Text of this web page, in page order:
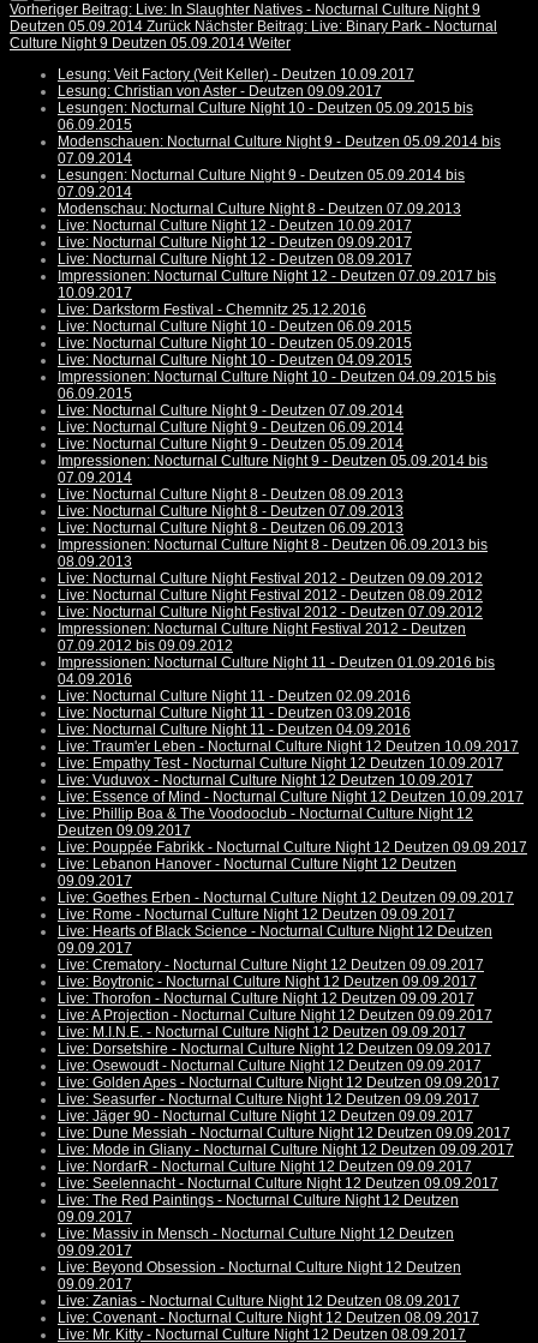
Vorheriger Beitrag: Live: In Slaughter Natives - Nocturnal Culture Night 9
Deutzen 05.09.2014 Zurück Nächster Beitrag: Live: Binary Park - Nocturnal
Culture Night 9 Deutzen 05.09.2014 Weiter
Lesung: Veit Factory (Veit Keller) - Deutzen 10.09.2017
Lesung: Christian von Aster - Deutzen 09.09.2017
Lesungen: Nocturnal Culture Night 10 - Deutzen 05.09.2015 bis
06.09.2015
Modenschauen: Nocturnal Culture Night 9 - Deutzen 05.09.2014 bis
07.09.2014
Lesungen: Nocturnal Culture Night 9 - Deutzen 05.09.2014 bis
07.09.2014
Modenschau: Nocturnal Culture Night 8 - Deutzen 07.09.2013
Live: Nocturnal Culture Night 12 - Deutzen 10.09.2017
Live: Nocturnal Culture Night 12 - Deutzen 09.09.2017
Live: Nocturnal Culture Night 12 - Deutzen 08.09.2017
Impressionen: Nocturnal Culture Night 12 - Deutzen 07.09.2017 bis
10.09.2017
Live: Darkstorm Festival - Chemnitz 25.12.2016
Live: Nocturnal Culture Night 10 - Deutzen 06.09.2015
Live: Nocturnal Culture Night 10 - Deutzen 05.09.2015
Live: Nocturnal Culture Night 10 - Deutzen 04.09.2015
Impressionen: Nocturnal Culture Night 10 - Deutzen 04.09.2015 bis
06.09.2015
Live: Nocturnal Culture Night 9 - Deutzen 07.09.2014
Live: Nocturnal Culture Night 9 - Deutzen 06.09.2014
Live: Nocturnal Culture Night 9 - Deutzen 05.09.2014
Impressionen: Nocturnal Culture Night 9 - Deutzen 05.09.2014 bis
07.09.2014
Live: Nocturnal Culture Night 8 - Deutzen 08.09.2013
Live: Nocturnal Culture Night 8 - Deutzen 07.09.2013
Live: Nocturnal Culture Night 8 - Deutzen 06.09.2013
Impressionen: Nocturnal Culture Night 8 - Deutzen 06.09.2013 bis
08.09.2013
Live: Nocturnal Culture Night Festival 2012 - Deutzen 09.09.2012
Live: Nocturnal Culture Night Festival 2012 - Deutzen 08.09.2012
Live: Nocturnal Culture Night Festival 2012 - Deutzen 07.09.2012
Impressionen: Nocturnal Culture Night Festival 2012 - Deutzen
07.09.2012 bis 09.09.2012
Impressionen: Nocturnal Culture Night 11 - Deutzen 01.09.2016 bis
04.09.2016
Live: Nocturnal Culture Night 11 - Deutzen 02.09.2016
Live: Nocturnal Culture Night 11 - Deutzen 03.09.2016
Live: Nocturnal Culture Night 11 - Deutzen 04.09.2016
Live: Traum'er Leben - Nocturnal Culture Night 12 Deutzen 10.09.2017
Live: Empathy Test - Nocturnal Culture Night 12 Deutzen 10.09.2017
Live: Vuduvox - Nocturnal Culture Night 12 Deutzen 10.09.2017
Live: Essence of Mind - Nocturnal Culture Night 12 Deutzen 10.09.2017
Live: Phillip Boa & The Voodooclub - Nocturnal Culture Night 12
Deutzen 09.09.2017
Live: Pouppée Fabrikk - Nocturnal Culture Night 12 Deutzen 09.09.2017
Live: Lebanon Hanover - Nocturnal Culture Night 12 Deutzen
09.09.2017
Live: Goethes Erben - Nocturnal Culture Night 12 Deutzen 09.09.2017
Live: Rome - Nocturnal Culture Night 12 Deutzen 09.09.2017
Live: Hearts of Black Science - Nocturnal Culture Night 12 Deutzen
09.09.2017
Live: Crematory - Nocturnal Culture Night 12 Deutzen 09.09.2017
Live: Boytronic - Nocturnal Culture Night 12 Deutzen 09.09.2017
Live: Thorofon - Nocturnal Culture Night 12 Deutzen 09.09.2017
Live: A Projection - Nocturnal Culture Night 12 Deutzen 09.09.2017
Live: M.I.N.E. - Nocturnal Culture Night 12 Deutzen 09.09.2017
Live: Dorsetshire - Nocturnal Culture Night 12 Deutzen 09.09.2017
Live: Osewoudt - Nocturnal Culture Night 12 Deutzen 09.09.2017
Live: Golden Apes - Nocturnal Culture Night 12 Deutzen 09.09.2017
Live: Seasurfer - Nocturnal Culture Night 12 Deutzen 09.09.2017
Live: Jäger 90 - Nocturnal Culture Night 12 Deutzen 09.09.2017
Live: Dune Messiah - Nocturnal Culture Night 12 Deutzen 09.09.2017
Live: Mode in Gliany - Nocturnal Culture Night 12 Deutzen 09.09.2017
Live: NordarR - Nocturnal Culture Night 12 Deutzen 09.09.2017
Live: Seelennacht - Nocturnal Culture Night 12 Deutzen 09.09.2017
Live: The Red Paintings - Nocturnal Culture Night 12 Deutzen
09.09.2017
Live: Massiv in Mensch - Nocturnal Culture Night 12 Deutzen
09.09.2017
Live: Beyond Obsession - Nocturnal Culture Night 12 Deutzen
09.09.2017
Live: Zanias - Nocturnal Culture Night 12 Deutzen 08.09.2017
Live: Covenant - Nocturnal Culture Night 12 Deutzen 08.09.2017
Live: Mr. Kitty - Nocturnal Culture Night 12 Deutzen 08.09.2017